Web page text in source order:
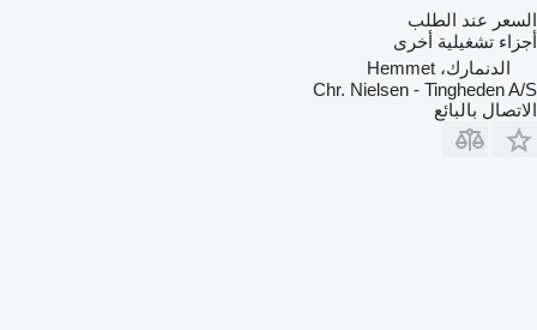
السعر عند الطلب
أجزاء تشغيلية أخرى
الدنمارك، Hemmet
Chr. Nielsen - Tingheden A/S
الاتصال بالبائع